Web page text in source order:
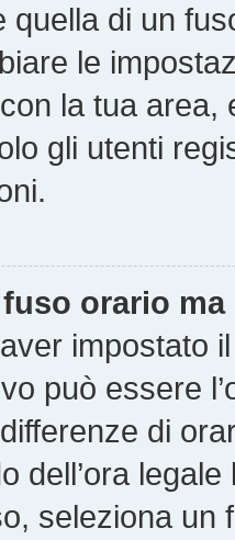
quella di un
le
la tua area,
gli utenti
orario ma
impostato
può essere
di
dell’ora
seleziona